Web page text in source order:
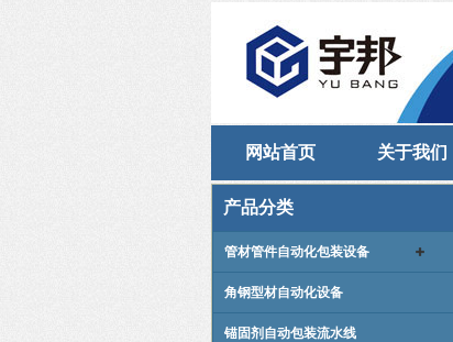
网站首页 关于我们
产品分类
管材管件自动化包装设备
角钢型材自动化设备
锚固剂自动包装流水线